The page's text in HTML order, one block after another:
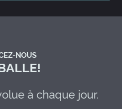
NOUS
à chaque jour.